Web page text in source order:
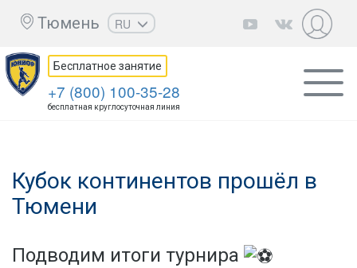
Тюмень
RU
EN
UZ
KZ
Бесплатное занятие
+7 (800) 100-35-28
бесплатная круглосуточная линия
Кубок континентов прошёл в
Тюмени
Подводим итоги турнира